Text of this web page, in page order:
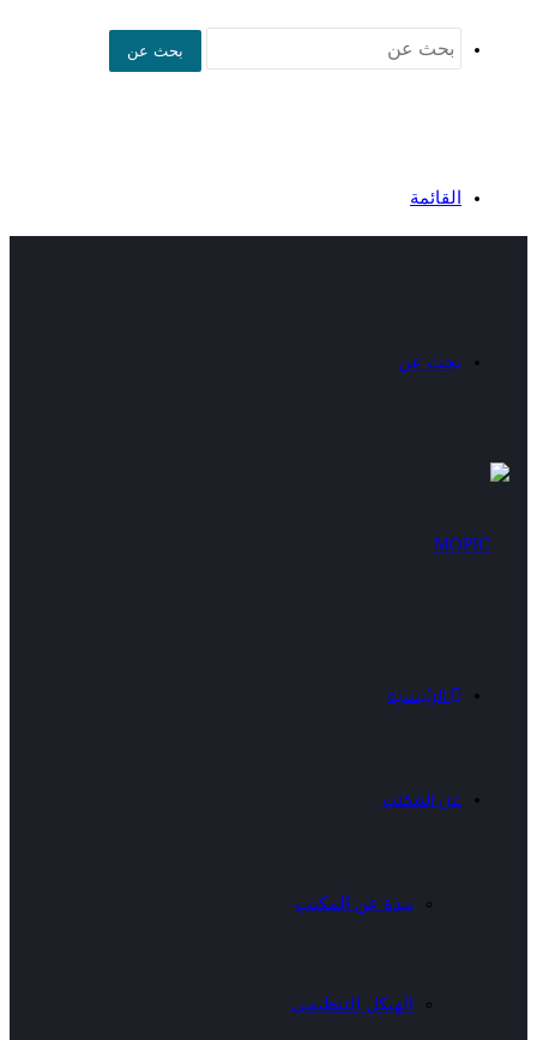
بحث عن
القائمة
بحث عن
الرئيسية
عن المكتب
نبذة عن المكتب
الهيكل التنظيمى